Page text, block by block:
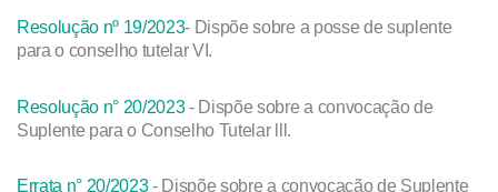
Resolução nº 19/2023- Dispõe sobre a posse de suplente
para o conselho tutelar VI.
Resolução n° 20/2023- Dispõe sobre a convocação de
Suplente para o Conselho Tutelar lll.
Errata n° 20/2023- Dispõe sobre a convocação de Suplente